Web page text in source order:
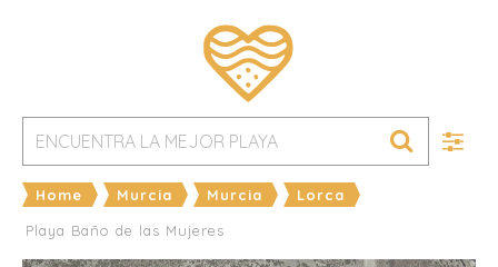
Home Murcia Murcia
Lorca
Playa Baño de las Mujeres